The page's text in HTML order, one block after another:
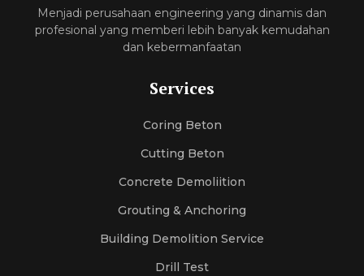
Menjadi perusahaan engineering yang dinamis dan
profesional yang memberi lebih banyak kemudahan
dan kebermanfaatan
Services
Coring Beton
Cutting Beton
Concrete Demoliition
Grouting & Anchoring
Building Demolition Service
Drill Test